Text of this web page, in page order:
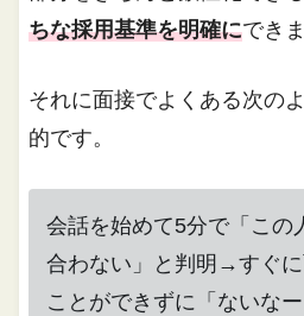
ちな採用基準を明確にでき
それに面接でよくある次の
的です。
会話を始めて5分で「この
合わない」と判明→すぐ
ことができずに「ないな